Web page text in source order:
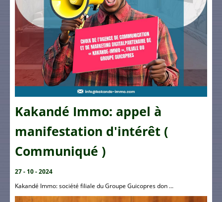
Kakandé Immo: appel à
manifestation d'intérêt (
Communiqué )
27 - 10 - 2024
Kakandé Immo: société filiale du Groupe Guicopres don ...